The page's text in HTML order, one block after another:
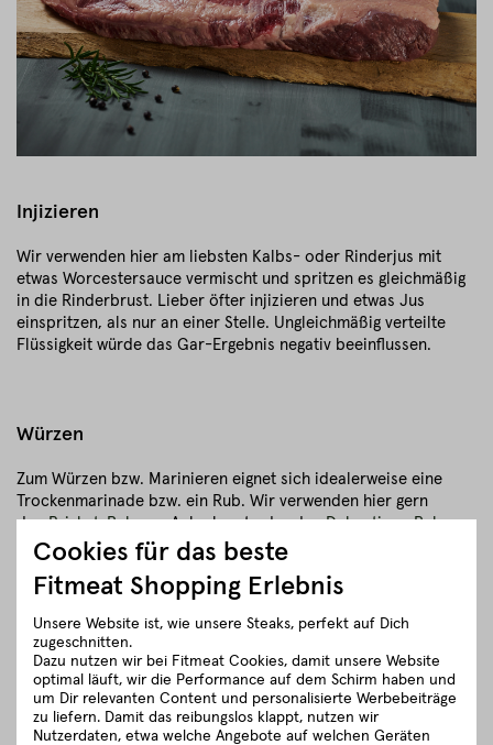
Injizieren
Wir verwenden hier am liebsten Kalbs- oder Rinderjus mit
etwas Worcestersauce vermischt und spritzen es gleichmäßig
in die Rinderbrust. Lieber öfter injizieren und etwas Jus
einspritzen, als nur an einer Stelle. Ungleichmäßig verteilte
Flüssigkeit würde das Gar-Ergebnis negativ beeinflussen.
Würzen
Zum Würzen bzw. Marinieren eignet sich idealerweise eine
Trockenmarinade bzw. ein Rub. Wir verwenden hier gern
denBrisket-Rubvon Ankerkraut oder denDalmatiner-Rub.
Pfeffer und nach Belieben noch Knoblauchpulver,
Senfkörner. Zu „starke“ Rubs oder generell Rubs mit
Raucharomen sind hierbei nicht empfehlenswert.
Smoken – die Garzeiten für Briskets
Cookies für das beste
Fitmeat Shopping Erlebnis
Unsere Website ist, wie unsere Steaks, perfekt auf Dich
zugeschnitten.
Dazu nutzen wir bei Fitmeat Cookies, damit unsere Website
optimal läuft, wir die Performance auf dem Schirm haben und
um Dir relevanten Content und personalisierte Werbebeiträge
zu liefern. Damit das reibungslos klappt, nutzen wir
Nutzerdaten, etwa welche Angebote auf welchen Geräten